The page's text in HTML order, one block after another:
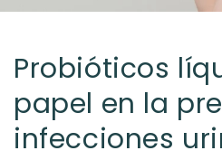
Probióticos
papel en la
infecciones